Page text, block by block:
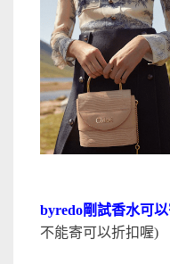
byredo剛試香水可
不能寄可以折扣喔)